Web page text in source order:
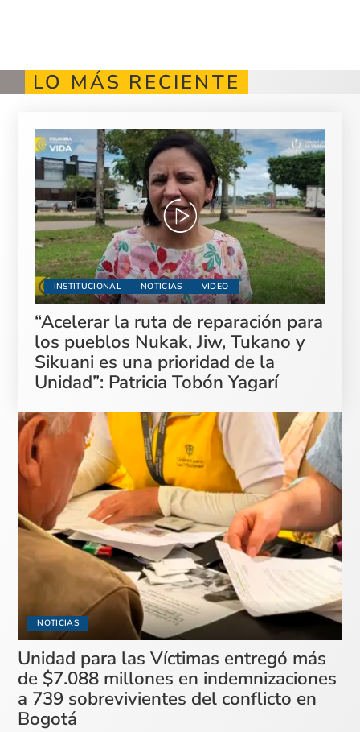
LO MÁS RECIENTE
INSTITUCIONAL NOTICIAS VIDEO
“Acelerar la ruta de reparación para
los pueblos Nukak, Jiw, Tukano y
Sikuani es una prioridad de la
Unidad”: Patricia Tobón Yagarí
NOTICIAS
Unidad para las Víctimas entregó más
de $7.088 millones en indemnizaciones
a 739 sobrevivientes del conflicto en
Bogotá